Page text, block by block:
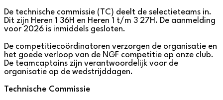
De technische commissie (TC) deelt de selectieteams in.
Dit zijn Heren 1 36H en Heren 1 t/m 3 27H. De aanmelding
voor 2026 is inmiddels gesloten.
De competitiecoördinatoren verzorgen de organisatie en
het goede verloop van de NGF competitie op onze club.
De teamcaptains zijn verantwoordelijk voor de
organisatie op de wedstrijddagen.
Technische Commissie